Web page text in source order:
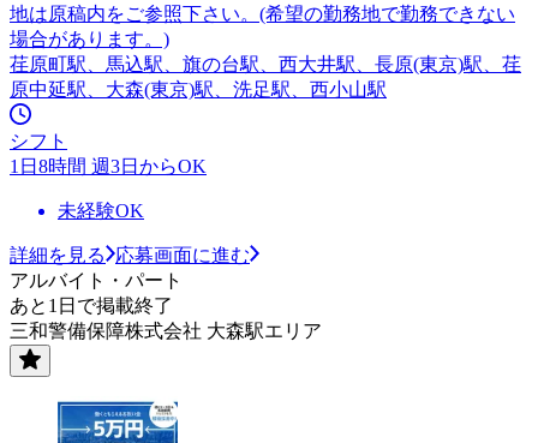
地は原稿内をご参照下さい。(希望の勤務地で勤務できない
場合があります。)
荏原町駅、馬込駅、旗の台駅、西大井駅、長原(東京)駅、荏
原中延駅、大森(東京)駅、洗足駅、西小山駅
シフト
1日8時間 週3日からOK
未経験OK
詳細を見る
応募画面に進む
アルバイト・パート
あと1日で掲載終了
三和警備保障株式会社 大森駅エリア